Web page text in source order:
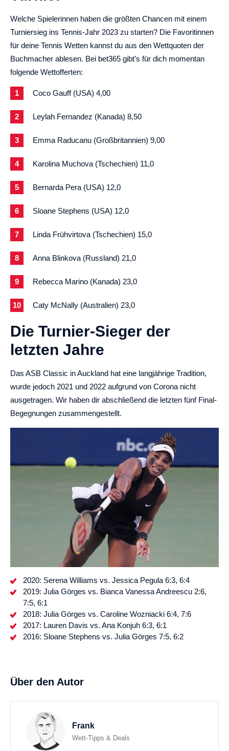
Welche Spielerinnen haben die größten Chancen mit einem
Turniersieg ins Tennis-Jahr 2023 zu starten? Die Favoritinnen
für deine Tennis Wetten kannst du aus den Wettquoten der
Buchmacher ablesen. Bei bet365 gibt’s für dich momentan
folgende Wettofferten:
Coco Gauff (USA) 4,00
Leylah Fernandez (Kanada) 8,50
Emma Raducanu (Großbritannien) 9,00
Karolina Muchova (Tschechien) 11,0
Bernarda Pera (USA) 12,0
Sloane Stephens (USA) 12,0
Linda Frühvirtova (Tschechien) 15,0
Anna Blinkova (Russland) 21,0
Rebecca Marino (Kanada) 23,0
Caty McNally (Australien) 23,0
Die Turnier-Sieger der
letzten Jahre
Das ASB Classic in Auckland hat eine langjährige Tradition,
wurde jedoch 2021 und 2022 aufgrund von Corona nicht
ausgetragen. Wir haben dir abschließend die letzten fünf Final-
Begegnungen zusammengestellt.
2020: Serena Williams vs. Jessica Pegula 6:3, 6:4
2019: Julia Görges vs. Bianca Vanessa Andreescu 2:6,
7:5, 6:1
2018: Julia Görges vs. Caroline Wozniacki 6:4, 7:6
2017: Lauren Davis vs. Ana Konjuh 6:3, 6:1
2016: Sloane Stephens vs. Julia Görges 7:5, 6:2
Über den Autor
Frank
Wett-Tipps & Deals